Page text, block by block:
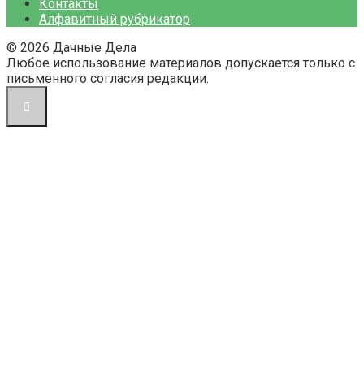
Контакты
Алфавитный рубрикатор
© 2026 Дачные Дела
Любое использование материалов допускается только с
письменного согласия редакции.